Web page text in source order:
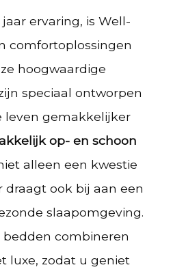
ervaring, is Well-
comfortoplossingen
hoogwaardige
speciaal ontworpen
leven gemakkelijker
op- en schoon
alleen een kwestie
draagt ook bij aan een
slaapomgeving.
bedden combineren
luxe, zodat u geniet